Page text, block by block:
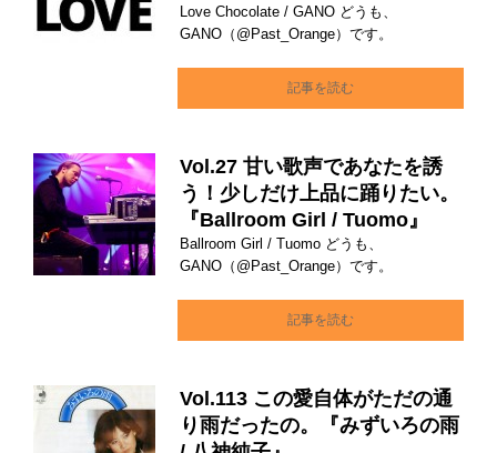
Love Chocolate / GANO どうも、
GANO（@Past_Orange）です。
記事を読む
Vol.27 甘い歌声であなたを誘
う！少しだけ上品に踊りたい。
『Ballroom Girl / Tuomo』
Ballroom Girl / Tuomo どうも、
GANO（@Past_Orange）です。
記事を読む
Vol.113 この愛自体がただの通
り雨だったの。『みずいろの雨